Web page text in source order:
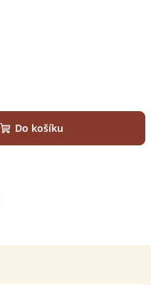
Do košíku